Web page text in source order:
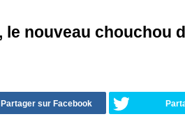
le nouveau chouchou
Partager sur Facebook